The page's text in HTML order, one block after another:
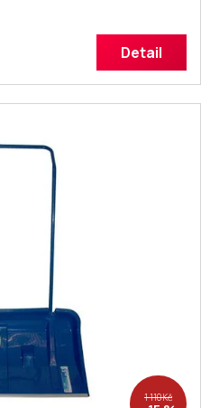
Detail
1 110 Kč